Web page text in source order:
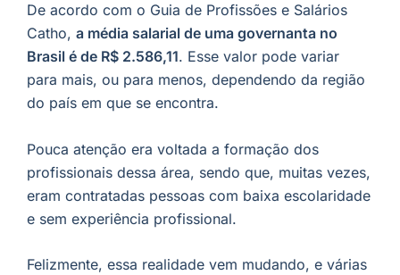
De acordo com o Guia de Profissões e Salários
Catho, a média salarial de uma governanta no
Brasil é de R$ 2.586,11. Esse valor pode variar
para mais, ou para menos, dependendo da região
do país em que se encontra.
Pouca atenção era voltada a formação dos
profissionais dessa área, sendo que, muitas vezes,
eram contratadas pessoas com baixa escolaridade
e sem experiência profissional.
Felizmente, essa realidade vem mudando, e várias